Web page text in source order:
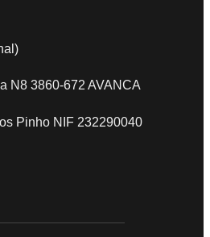
N8 3860-672 AVANCA
Pinho NIF 232290040